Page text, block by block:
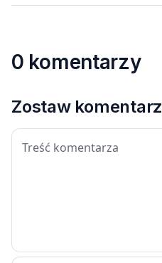
0 komentarzy
Zostaw komentarz